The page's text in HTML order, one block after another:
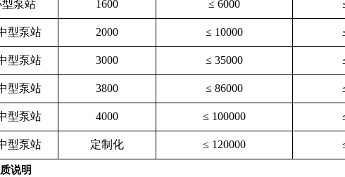
型泵站 1600 ≤ 6000
型泵站 2000 ≤ 10000
型泵站 3000 ≤ 35000
型泵站 3800 ≤ 86000
型泵站 4000 ≤ 100000
型泵站 定制化 ≤ 120000
说明